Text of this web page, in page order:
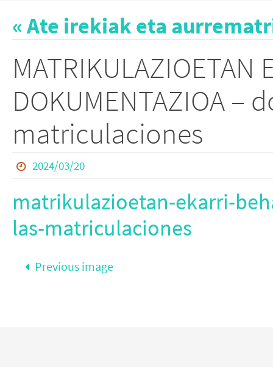
« Ate irekiak eta
MATRIKULAZIOETAN
DOKUMENTAZIOA –
matriculaciones
2024/03/20
matrikulazioetan-ekarri-
las-matriculaciones
Previous image